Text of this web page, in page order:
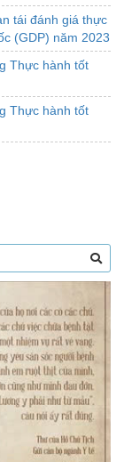
tái đánh giá thực
(GDP) năm 2023
Thực hành tốt
Thực hành tốt